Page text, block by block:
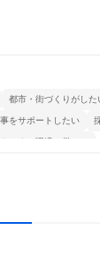
都市・街づくりがした
事をサポートしたい
やすい環境で働ける